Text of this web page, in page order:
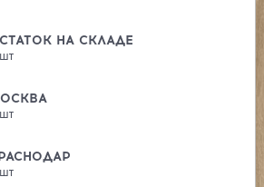
НА СКЛАДЕ
шт
шт
шт